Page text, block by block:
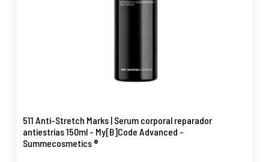
511 Anti-Stretch Marks | Serum corporal reparador
antiestrías 150ml - My[B]Code Advanced -
Summecosmetics ®